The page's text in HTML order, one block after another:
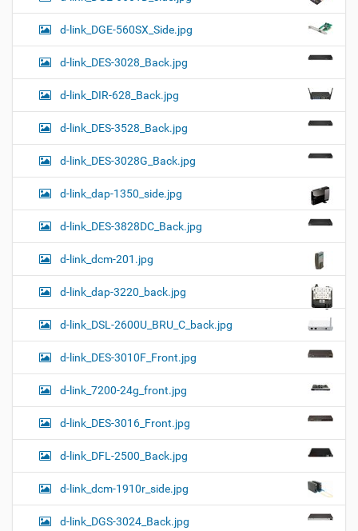
d-link_DGE-560SX_Side.jpg
d-link_DES-3028_Back.jpg
d-link_DIR-628_Back.jpg
d-link_DES-3528_Back.jpg
d-link_DES-3028G_Back.jpg
d-link_dap-1350_side.jpg
d-link_DES-3828DC_Back.jpg
d-link_dcm-201.jpg
d-link_dap-3220_back.jpg
d-link_DSL-2600U_BRU_C_back.jpg
d-link_DES-3010F_Front.jpg
d-link_7200-24g_front.jpg
d-link_DES-3016_Front.jpg
d-link_DFL-2500_Back.jpg
d-link_dcm-1910r_side.jpg
d-link_DGS-3024_Back.jpg